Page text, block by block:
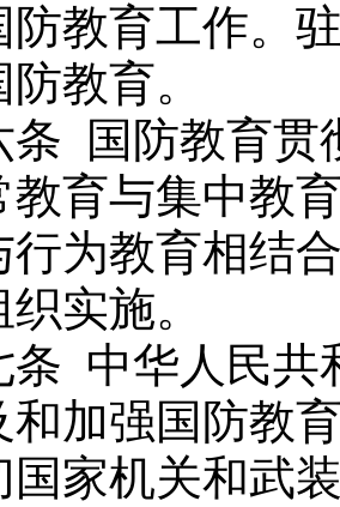
防教育工作。
教育。
国防教育贯彻
教育与集中教
行为教育相结
实施。
中华人民共和
强国防教育
机关和武装